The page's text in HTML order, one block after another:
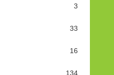
3
33
16
134